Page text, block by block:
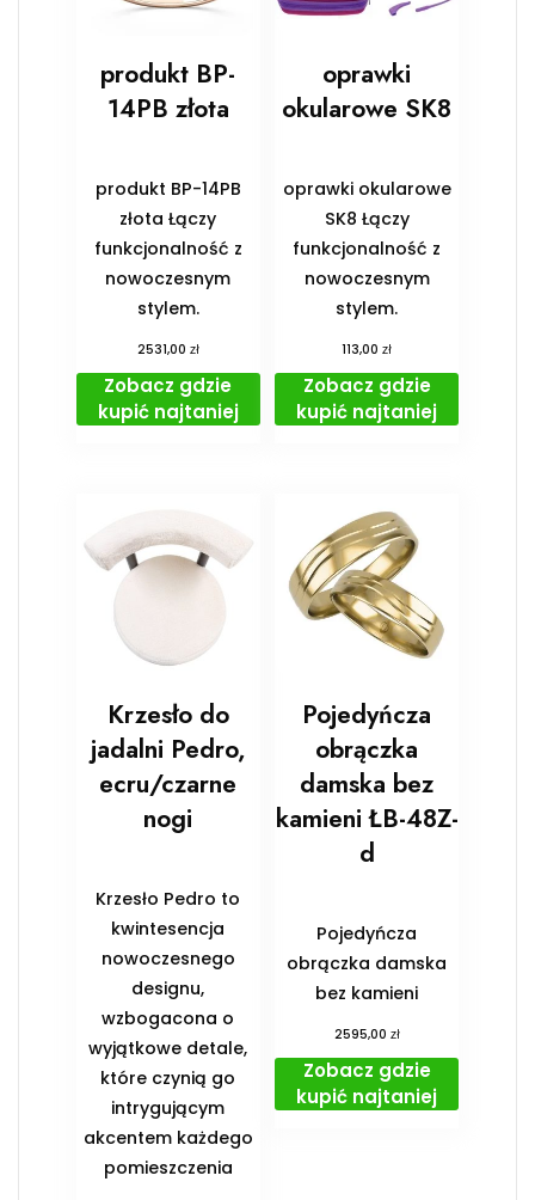
produkt BP-
14PB złota
produkt BP-14PB
złota Łączy
funkcjonalność z
nowoczesnym
stylem.
2531,00 zł
Zobacz gdzie
kupić najtaniej
oprawki
okularowe SK8
oprawki okularowe
SK8 Łączy
funkcjonalność z
nowoczesnym
stylem.
113,00zł
Zobacz gdzie
kupić najtaniej
Krzesło do
jadalni Pedro,
ecru/czarne
nogi
Krzesło Pedro to
kwintesencja
nowoczesnego
designu,
wzbogacona o
wyjątkowe detale,
które czynią go
intrygującym
akcentem każdego
pomieszczenia
Pojedyńcza
obrączka
damska bez
kamieni ŁB-48Z-
d
Pojedyńcza
obrączka damska
bez kamieni
2595,00 zł
Zobacz gdzie
kupić najtaniej